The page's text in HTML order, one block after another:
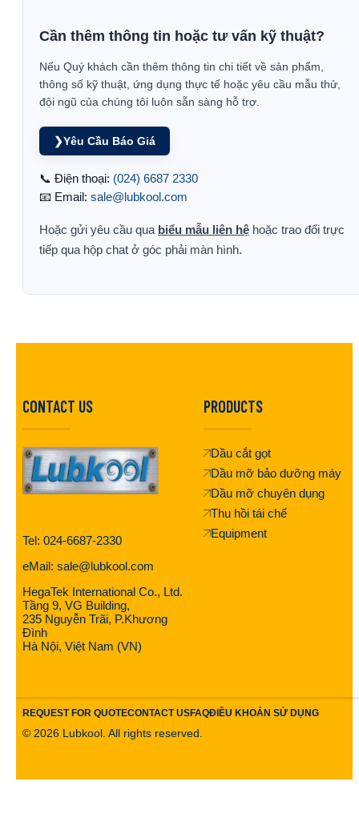
Cần thêm thông tin hoặc tư vấn kỹ thuật?
Nếu Quý khách cần thêm thông tin chi tiết về sản phẩm,
thông số kỹ thuật, ứng dụng thực tế hoặc yêu cầu mẫu thử,
đội ngũ của chúng tôi luôn sẵn sàng hỗ trợ.
❯Yêu Cầu Báo Giá
📞 Điện thoại: (024) 6687 2330
📧 Email: sale@lubkool.com
Hoặc gửi yêu cầu qua biểu mẫu liên hệ hoặc trao đổi trực
tiếp qua hộp chat ở góc phải màn hình.
CONTACT US
Tel: 024-6687-2330
eMail: sale@lubkool.com
HegaTek International Co., Ltd.
Tầng 9, VG Building,
235 Nguyễn Trãi, P.Khương
Đình
Hà Nội, Việt Nam (VN)
PRODUCTS
Dầu cắt gọt
Dầu mỡ bảo dưỡng máy
Dầu mỡ chuyên dụng
Thu hồi tái chế
Equipment
REQUEST FOR QUOTECONTACT USFAQĐIỀU KHOẢN SỬ DỤNG
© 2026 Lubkool. All rights reserved.